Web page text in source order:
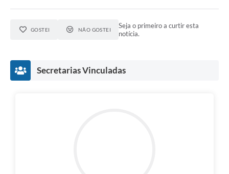
GOSTEI NÃO GOSTEI
Seja o primeiro a curtir esta
notícia.
Secretarias Vinculadas